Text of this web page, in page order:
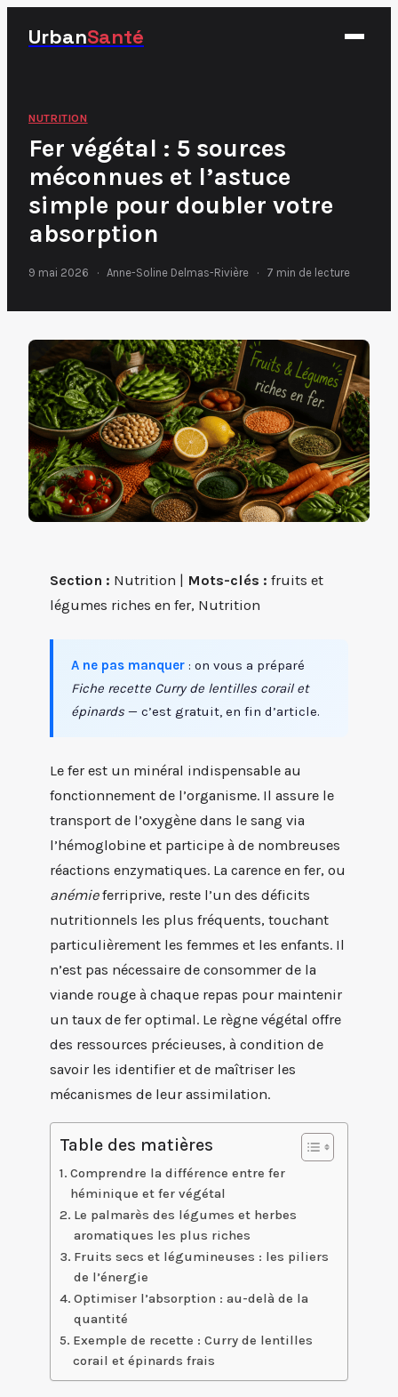
UrbanSanté
Nutrition
Santé
Sport
NUTRITION
Fer végétal : 5 sources
méconnues et l’astuce
simple pour doubler votre
absorption
9 mai 2026 · Anne-Soline Delmas-Rivière · 7 min de lecture
Section : Nutrition | Mots-clés : fruits et
légumes riches en fer, Nutrition
A ne pas manquer : on vous a préparé
Fiche recette Curry de lentilles corail et
épinards — c’est gratuit, en fin d’article.
Le fer est un minéral indispensable au
fonctionnement de l’organisme. Il assure le
transport de l’oxygène dans le sang via
l’hémoglobine et participe à de nombreuses
réactions enzymatiques. La carence en fer, ou
anémieferriprive, reste l’un des déficits
nutritionnels les plus fréquents, touchant
particulièrement les femmes et les enfants. Il
n’est pas nécessaire de consommer de la
viande rouge à chaque repas pour maintenir
un taux de fer optimal. Le règne végétal offre
des ressources précieuses, à condition de
savoir les identifier et de maîtriser les
mécanismes de leur assimilation.
Table des matières
Comprendre la différence entre fer
héminique et fer végétal
Le palmarès des légumes et herbes
aromatiques les plus riches
Fruits secs et légumineuses : les piliers
de l’énergie
Optimiser l’absorption : au-delà de la
quantité
Exemple de recette : Curry de lentilles
corail et épinards frais